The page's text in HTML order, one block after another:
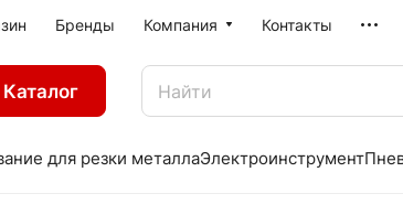
Бренды Компания Контакты
Каталог
для резки металлаЭлектроинструмент